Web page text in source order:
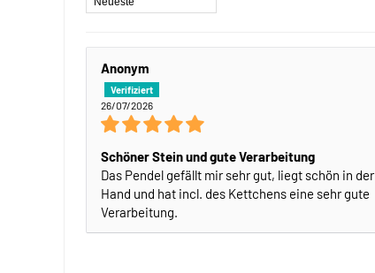
Anonym
26/07/2026
Schöner Stein und gute Verarbeitung
Das Pendel gefällt mir sehr gut, liegt schön in der
Hand und hat incl. des Kettchens eine sehr gute
Verarbeitung.